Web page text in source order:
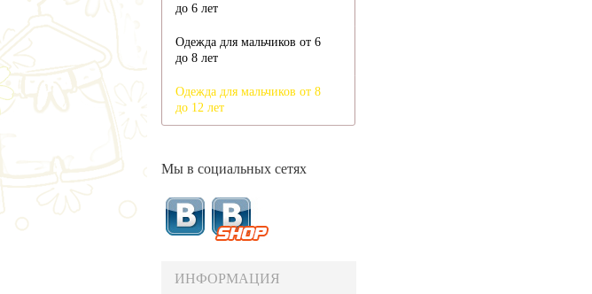
до 6 лет
Одежда для мальчиков от 6
до 8 лет
Одежда для мальчиков от 8
до 12 лет
Мы в социальных сетях
ИНФОРМАЦИЯ